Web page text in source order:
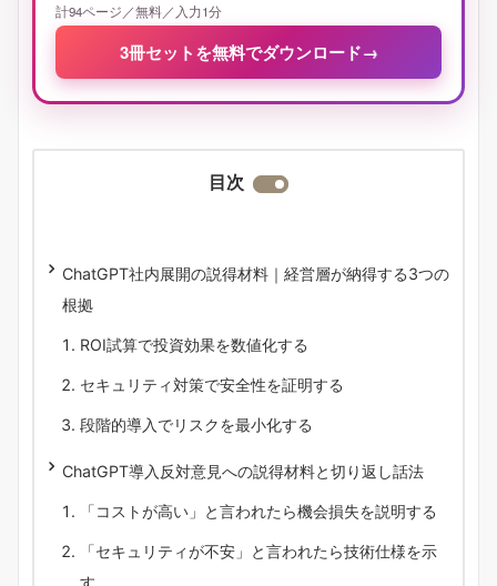
計94ページ／無料／入力1分
3冊セットを無料でダウンロード→
目次
ChatGPT社内展開の説得材料｜経営層が納得する3つの
根拠
ROI試算で投資効果を数値化する
セキュリティ対策で安全性を証明する
段階的導入でリスクを最小化する
ChatGPT導入反対意見への説得材料と切り返し話法
「コストが高い」と言われたら機会損失を説明する
「セキュリティが不安」と言われたら技術仕様を示
す